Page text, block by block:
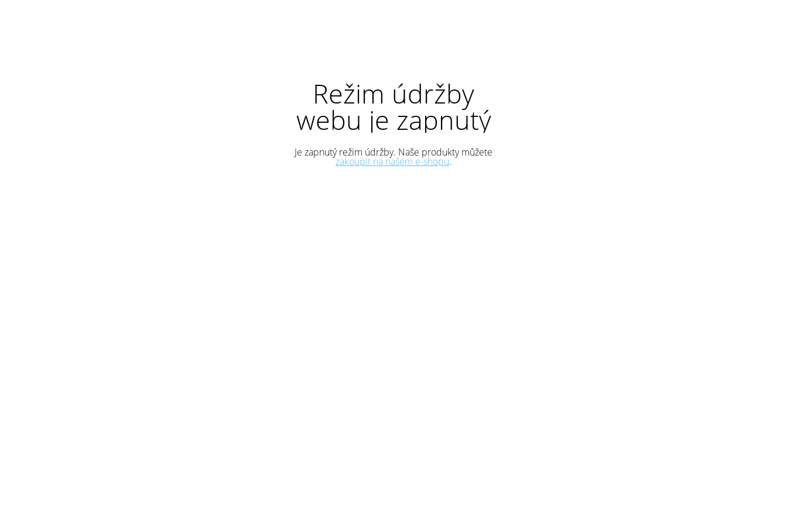
Režim údržby
webu je zapnutý
Je zapnutý režim údržby. Naše produkty můžete
zakoupit na našem e-shopu.